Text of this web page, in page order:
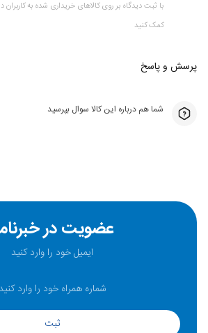
با ثبت دیدگاه بر روی کالاهای خریداری شده به کاربران
کمک کنید
پرسش و پاسخ
شما هم درباره این کالا سوال بپرسید
عضویت در
ثبت